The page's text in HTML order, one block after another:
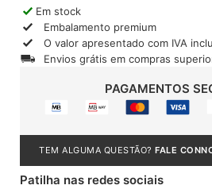
Em stock
Embalamento premium
O valor apresentado com IVA
Envios grátis em compras
PAGAMENTOS
TEM ALGUMA QUESTÃO? FALE
Patilha nas redes sociais